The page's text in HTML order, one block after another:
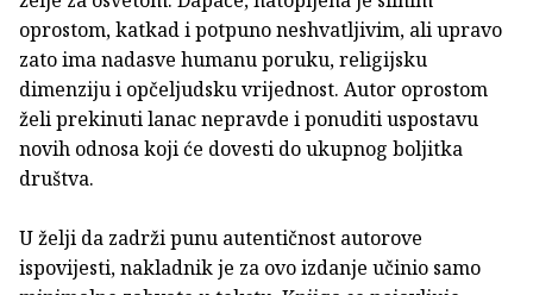
oprostom, katkad i potpuno neshvatljivim, ali upravo
zato ima nadasve humanu poruku, religijsku
dimenziju i opčeljudsku vrijednost. Autor oprostom
želi prekinuti lanac nepravde i ponuditi uspostavu
novih odnosa koji će dovesti do ukupnog boljitka
društva.
U želji da zadrži punu autentičnost autorove
ispovijesti, nakladnik je za ovo izdanje učinio samo